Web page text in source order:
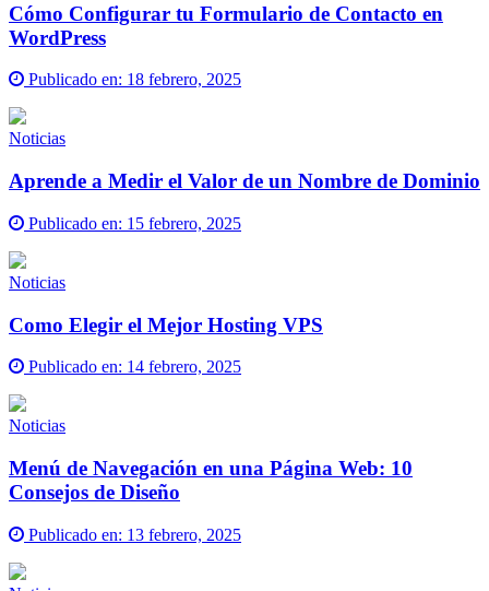
Cómo Configurar tu Formulario de Contacto en
WordPress
Publicado en: 18 febrero, 2025
Noticias
Aprende a Medir el Valor de un Nombre de Dominio
Publicado en: 15 febrero, 2025
Noticias
Como Elegir el Mejor Hosting VPS
Publicado en: 14 febrero, 2025
Noticias
Menú de Navegación en una Página Web: 10
Consejos de Diseño
Publicado en: 13 febrero, 2025